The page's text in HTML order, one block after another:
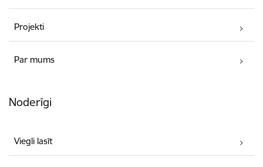
Projekti
Par mums
Noderīgi
Viegli lasīt